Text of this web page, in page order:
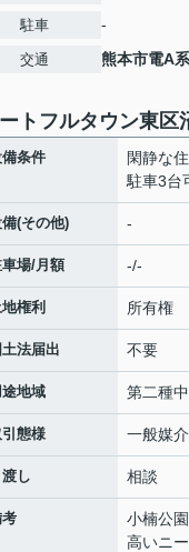
駐車 -
交通 熊本市電A
トフルタウン東区
条件
閑静な
駐車3台
(その他) -
場/月額 -/-
権利 所有権
土法届出 不要
途地域 第二種
態様 一般媒介
渡し 相談
小楠公
高いニ